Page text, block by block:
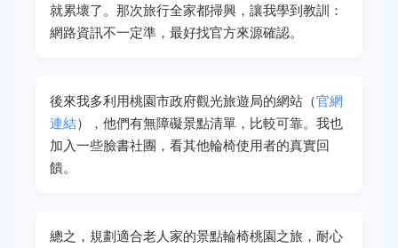
就累壞了。那次旅行全家都掃興，讓我學到教訓：
網路資訊不一定準，最好找官方來源確認。
後來我多利用桃園市政府觀光旅遊局的網站（官網
連結），他們有無障礙景點清單，比較可靠。我也
加入一些臉書社團，看其他輪椅使用者的真實回
饋。
總之，規劃適合老人家的景點輪椅桃園之旅，耐心